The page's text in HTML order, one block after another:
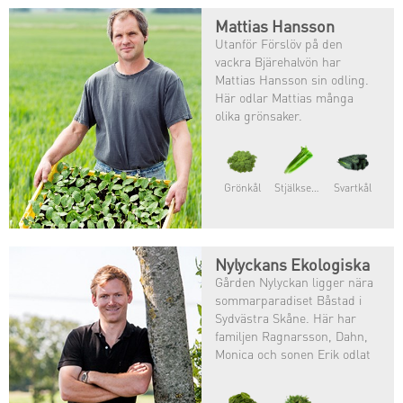
Mattias Hansson
Utanför Förslöv på den
vackra Bjärehalvön har
Mattias Hansson sin odling.
Här odlar Mattias många
olika grönsaker.
Grönkål Stjälkselleri Svartkål
Nylyckans Ekologiska
Gården Nylyckan ligger nära
sommarparadiset Båstad i
Sydvästra Skåne. Här har
familjen Ragnarsson, Dahn,
Monica och sonen Erik odlat
familjen tog over Dahns